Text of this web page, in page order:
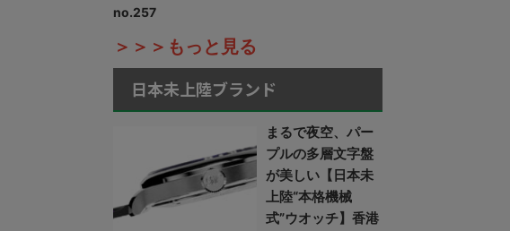
no.257
＞＞＞もっと見る
日本未上陸ブランド
まるで夜空、パー
プルの多層文字盤
が美しい【日本未
上陸“本格機械
式”ウオッチ】香港